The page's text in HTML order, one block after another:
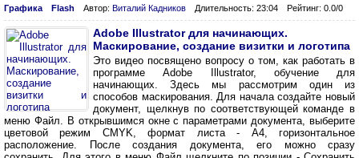
Графика Flash Автор: Виталий Кадников Длительность: 23:04 Рейтинг: 0.0/0
Adobe Illustrator для начинающих.
Маскирование, создание визитки и логотипа
Это видео посвящено вопросу о том, как работать в
программе Adobe Illustrator, обучение для
начинающих. Здесь мы рассмотрим один из
способов маскирования. Для начала создайте новый
документ, щелкнув по соответствующей команде в
меню Файл. В открывшимся окне с параметрами документа, выберите
цветовой режим CMYK, формат листа - А4, горизонтальное
расположение. После создания документа, его можно сразу